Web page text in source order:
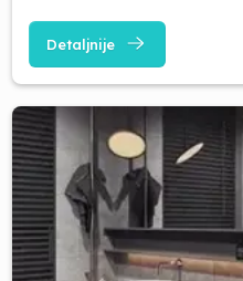
Detaljnije